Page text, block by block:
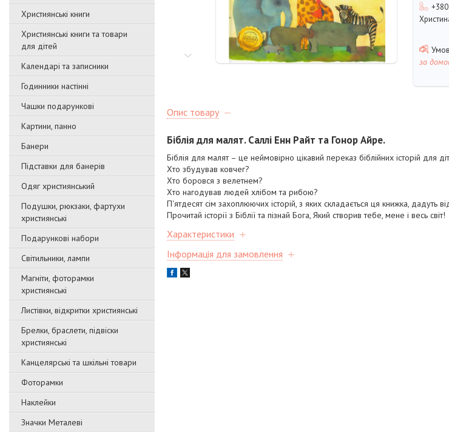
Християнські книги
Християнські книги та товари
для дітей
Календарі та записники
Годинники настінні
Чашки подарункові
Картини, панно
Банери
Підставки для банерів
Одяг християнський
Подушки, рюкзаки, фартухи
християнські
Подарункові набори
Світильники, лампи
Магніти, фоторамки
християнські
Листівки, відкритки християнські
Брелки, браслети, підвіски
християнські
Канцелярські та шкільні товари
Фоторамки
Наклейки
Значки Металеві
за
Опис товару
Біблія для малят. Саллі Енн Райт та Гонор Айре.
Біблія для малят – це неймовірно цікавий переказ біблійних історій для
Хто збудував ковчег?
Хто боровся з велетнем?
Хто нагодував людей хлібом та рибою?
П'ятдесят сім захоплюючих історій, з яких складається ця книжка, дадуть
Прочитай історії з Біблії та пізнай Бога, Який створив тебе, мене і весь світ!
Характеристики
Інформація для замовлення